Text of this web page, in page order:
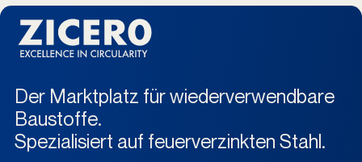
Der Marktplatz für wiederverwendbare
Baustoffe.
Spezialisiert auf feuerverzinkten Stahl.